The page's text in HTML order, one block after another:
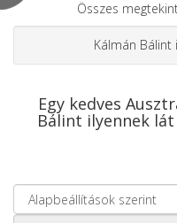
Összes
Kálmán
Egy kedves
Bálint ilyennek